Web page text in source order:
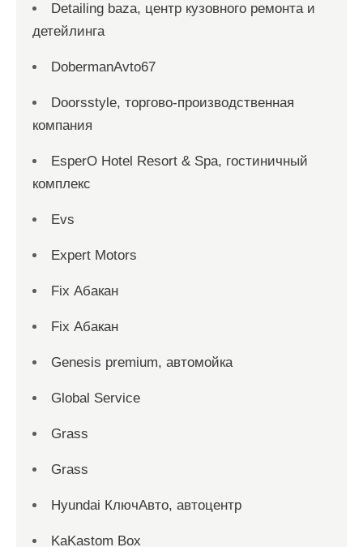
Detailing baza, центр кузовного ремонта и
детейлинга
DobermanAvto67
Doorsstyle, торгово-производственная
компания
EsperO Hotel Resort & Spa, гостиничный
комплекс
Evs
Expert Motors
Fix Абакан
Fix Абакан
Genesis premium, автомойка
Global Service
Grass
Grass
Hyundai КлючАвто, автоцентр
KaKastom Box